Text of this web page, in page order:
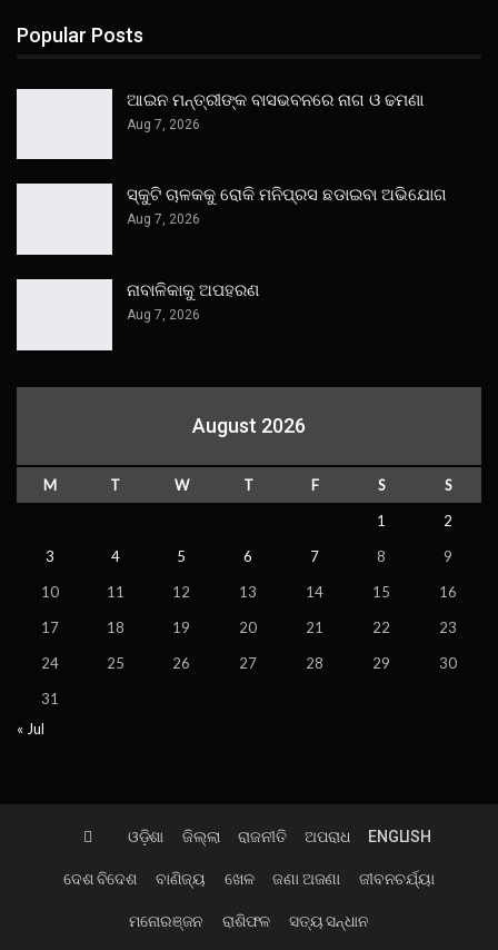
Popular Posts
ଆଇନ ମନ୍ତ୍ରୀଙ୍କ ବାସଭବନରେ ନାଗ ଓ ଢମଣା
Aug 7, 2026
ସ୍କୁଟି ଚାଳକକୁ ରୋକି ମନିପ୍ରସ ଛଡାଇବା ଅଭିଯୋଗ
Aug 7, 2026
ନାବାଳିକାକୁ ଅପହରଣ
Aug 7, 2026
August 2026
M T W T F S
S
1
2
3
4 5 6 7 8
9
10
11 12 13 14 15
16
17
18 19 20 21 22
23
24
25 26 27 28 29
30
31
« Jul
ଓଡ଼ିଶା ଜିଲ୍ଲା ରାଜନୀତି ଅପରାଧ ENGLISH
ଦେଶ ବିଦେଶ ବାଣିଜ୍ୟ ଖେଳ ଜଣା ଅଜଣା ଜୀବନଚର୍ଯ୍ୟା
ମନୋରଞ୍ଜନ ରାଶିଫଳ ସତ୍ୟ ସନ୍ଧାନ